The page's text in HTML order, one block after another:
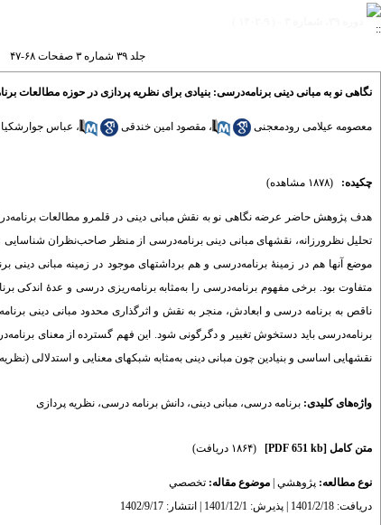
جلد ۳۹ شماره ۳ صفحات ۶۸-۴۷
نگاهی نو به مبانی دینی برنامه‌درسی: بنیادی برای نظریه پردازی در حوزه مطالعات
معصومه عیلامی رودمعجنی ، مقصود امین خندقی ، عباس
چکیده: (۱۸۷۸ مشاهده)
هدف پژوهش حاضر عرضه نگاهی نو به نقش مبانی دینی در قلمرو مطالعات
تحلیل نظرورزانه، نقشهای مبانی دینی برنامه‌درسی از منظر صاحب‌نظران
موضع آنها هم در زمینۀ برنامه‌درسی و هم برداشتهای موجود در زمینه مبانی
متفاوت بود. برخی مفهوم برنامه‌درسی را به‌مثابه برنامه‌ریزی درسی و عدۀ اندکی
ناقص به برنامه درسی و ابعادش، منجر به نقش و اثرگذاری محدود مبانی دینی
برنامه‌­درسی باید دستخوش تغییر و دگرگونی شود. این فهم گسترده از معنای
نقشهایی اساسی و بنیادین چون مبانی دینی به‌مثابه شبکه­ای معنایی و استدلالی
واژه‌های کلیدی: برنامه درسی، مبانی دینی، دانش برنامه درسی، نظریه پردازی
متن کامل [PDF 651 kb] (۱۸۶۴ دریافت)
نوع مطالعه: پژوهشي موضوع مقاله: تخصصي
دریافت: 1401/2/18 | پذیرش: 1401/12/1 | انتشار: 1402/9/17